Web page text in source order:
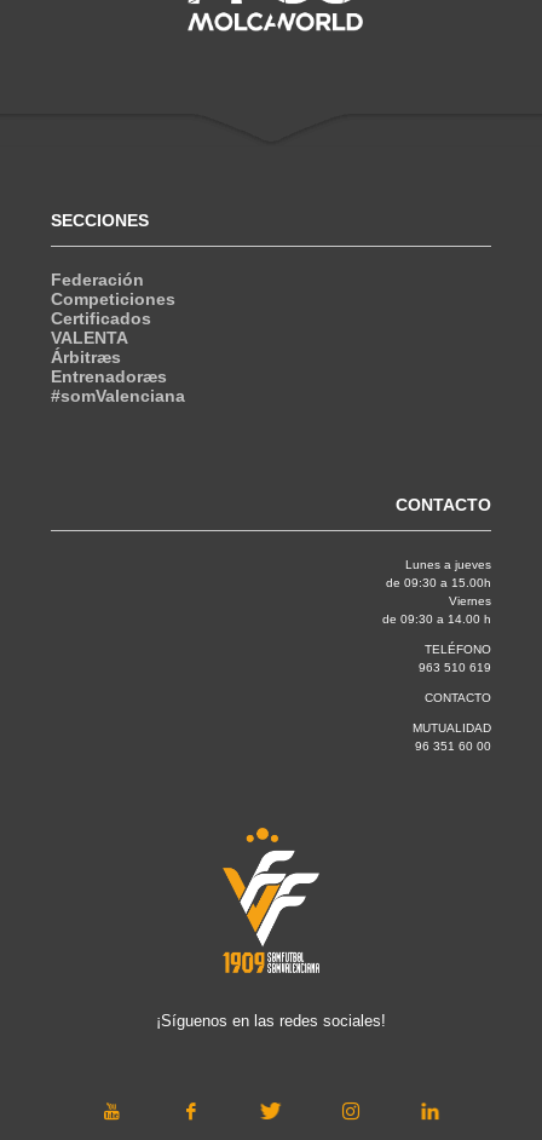
SECCIONES
Federación
Competiciones
Certificados
VALENTA
Árbitræs
Entrenadoræs
#somValenciana
CONTACTO
Lunes a jueves
de 09:30 a 15.00h
Viernes
de 09:30 a 14.00 h
TELÉFONO
963 510 619
CONTACTO
MUTUALIDAD
96 351 60 00
¡Síguenos en las redes sociales!